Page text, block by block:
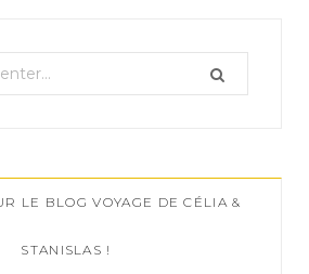
LE BLOG VOYAGE DE CÉLIA &
STANISLAS !